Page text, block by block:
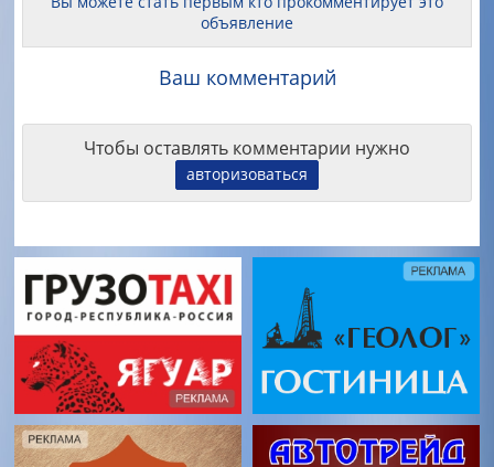
объявление
Ваш комментарий
Чтобы оставлять комментарии нужно
авторизоваться